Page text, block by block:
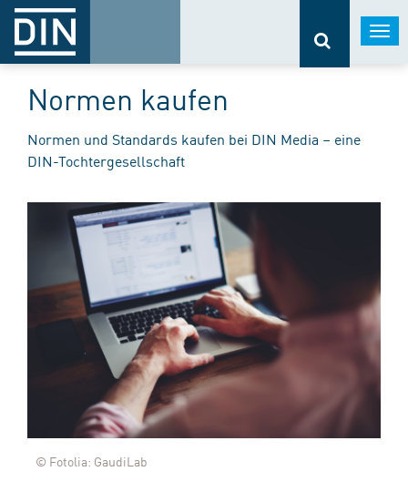
Normen kaufen
Normen und Standards kaufen bei DIN Media – eine
DIN-Tochtergesellschaft
© Fotolia: GaudiLab